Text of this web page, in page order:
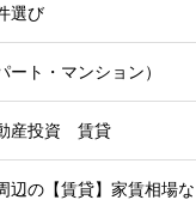
選び
ト・マンション）
産投資 賃貸
の【賃貸】家賃相場